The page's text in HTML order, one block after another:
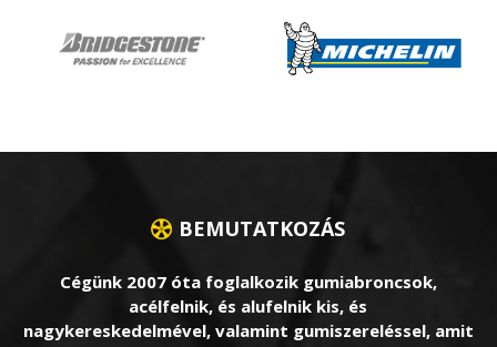
BEMUTATKOZÁS
Cégünk 2007 óta foglalkozik gumiabroncsok,
acélfelnik, és alufelnik kis, és
nagykereskedelmével, valamint gumiszereléssel, amit